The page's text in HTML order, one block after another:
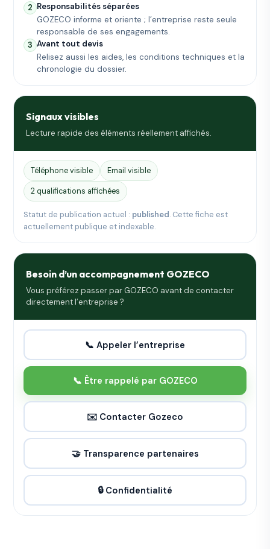
2 Responsabilités séparées
GOZECO informe et oriente ; l’entreprise reste seule
responsable de ses engagements.
3 Avant tout devis
Relisez aussi les aides, les conditions techniques et la
chronologie du dossier.
Signaux visibles
Lecture rapide des éléments réellement affichés.
Téléphone visible
Email visible
2 qualifications affichées
Statut de publication actuel : published. Cette fiche est
actuellement publique et indexable.
Besoin d’un accompagnement GOZECO
Vous préférez passer par GOZECO avant de contacter
directement l’entreprise ?
📞 Appeler l’entreprise
📞 Être rappelé par GOZECO
✉️ Contacter Gozeco
🤝 Transparence partenaires
🔒 Confidentialité